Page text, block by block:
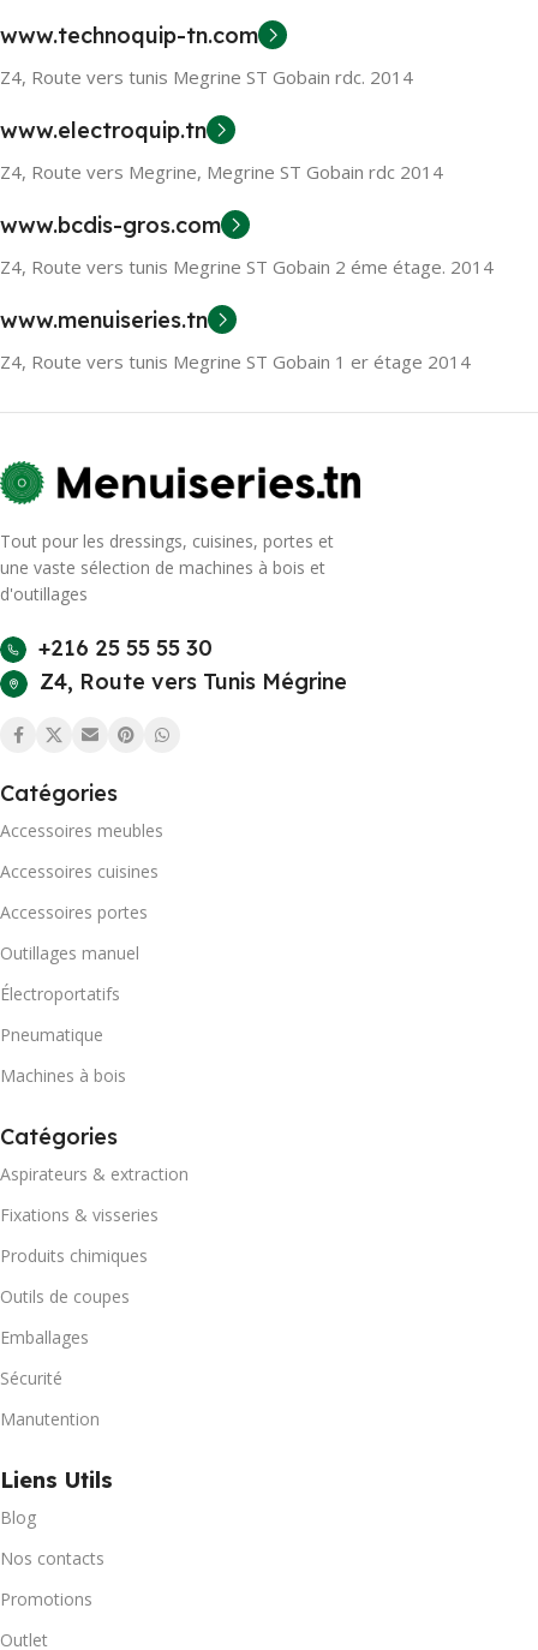
www.technoquip-tn.com
Z4, Route vers tunis Megrine ST Gobain rdc. 2014
www.electroquip.tn
Z4, Route vers Megrine, Megrine ST Gobain rdc 2014
www.bcdis-gros.com
Z4, Route vers tunis Megrine ST Gobain 2 éme étage. 2014
www.menuiseries.tn
Z4, Route vers tunis Megrine ST Gobain 1 er étage 2014
Tout pour les dressings, cuisines, portes et
une vaste sélection de machines à bois et
d'outillages
+216 25 55 55 30
Z4, Route vers Tunis Mégrine
Catégories
Accessoires meubles
Accessoires cuisines
Accessoires portes
Outillages manuel
Électroportatifs
Pneumatique
Machines à bois
Catégories
Aspirateurs & extraction
Fixations & visseries
Produits chimiques
Outils de coupes
Emballages
Sécurité
Manutention
Liens Utils
Blog
Nos contacts
Promotions
Outlet